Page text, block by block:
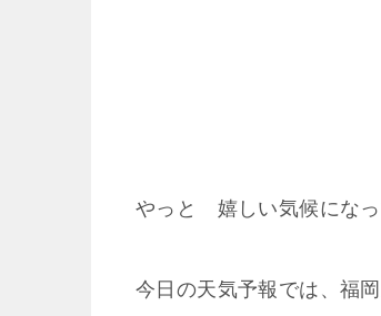
やっと 嬉しい気候になっ
今日の天気予報では、福